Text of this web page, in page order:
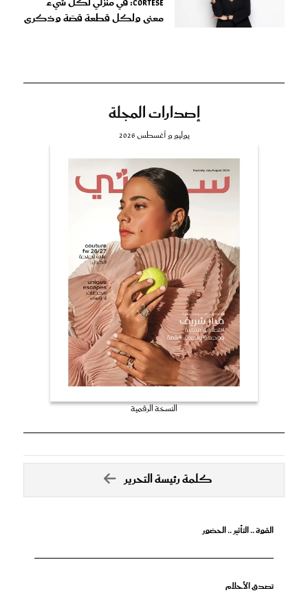
معنى ولكل قطعة قصّة وذكرى
إصدارات المجلة
يوليو و أغسطس 2026
النسخة الرقمية
كلمة رئيسة التحرير
القوة .. التأثير .. الحضور
تصدق الأحلام